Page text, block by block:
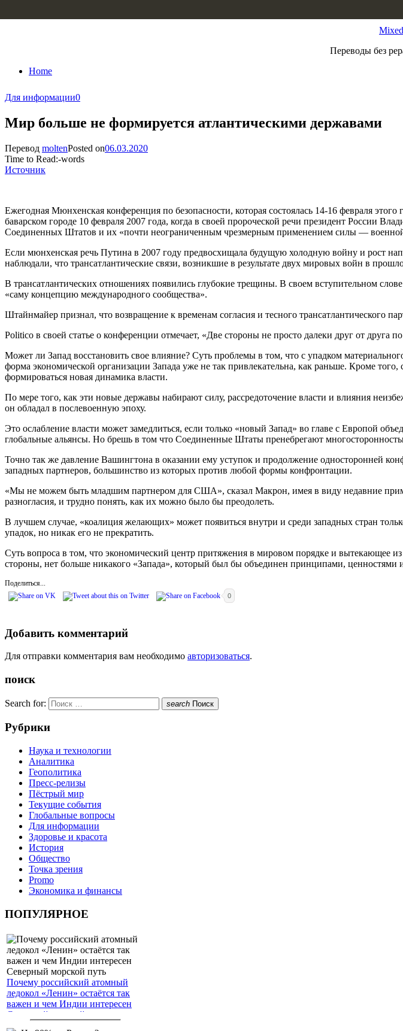
Переводы без
Home
Для информации0
Мир больше не формируется атлантическими державами
Перевод moltenPosted on06.03.2020
Time to Read:-words
Источник
Ежегодная Мюнхенская конференция по безопасности, которая состоялась 14-16 февраля
баварском городе 10 февраля 2007 года, когда в своей пророческой речи президент России
Соединенных Штатов и их «почти неограниченным чрезмерным применением силы —
Если мюнхенская речь Путина в 2007 году предвосхищала будущую холодную войну и рост
наблюдали, что трансатлантические связи, возникшие в результате двух мировых войн в
В трансатлантических отношениях появились глубокие трещины. В своем вступительном
«саму концепцию международного сообщества».
Штайнмайер признал, что возвращение к временам согласия и тесного трансатлантического
Politico в своей статье о конференции отмечает, «Две стороны не просто далеки друг от
Может ли Запад восстановить свое влияние? Суть проблемы в том, что с упадком
форма экономической организации Запада уже не так привлекательна, как раньше. Кроме
формироваться новая динамика власти.
По мере того, как эти новые державы набирают силу, рассредоточение власти и влияния
он обладал в послевоенную эпоху.
Это ослабление власти может замедлиться, если только «новый Запад» во главе с Европой
глобальные альянсы. Но брешь в том что Соединенные Штаты пренебрегают
Точно так же давление Вашингтона в оказании ему уступок и продолжение односторонней
западных партнеров, большинство из которых против любой формы конфронтации.
«Мы не можем быть младшим партнером для США», сказал Макрон, имея в виду недавние
разногласия, и трудно понять, как их можно было бы преодолеть.
В лучшем случае, «коалиция желающих» может появиться внутри и среди западных стран
упадок, но никак его не прекратить.
Суть вопроса в том, что экономический центр притяжения в мировом порядке и вытекающее
стороны, нет больше никакого «Запада», который был бы объединен принципами, ценностями
Поделиться...
0
Добавить комментарий
Для отправки комментария вам необходимо авторизоваться.
поиск
Search for: search Поиск
Рубрики
Наука и технологии
Аналитика
Геополитика
Пресс-релизы
Пёстрый мир
Текущие события
Глобальные вопросы
Для информации
Здоровье и красота
История
Общество
Точка зрения
Promo
Экономика и финансы
ПОПУЛЯРНОЕ
Почему российский атомный
ледокол «Ленин» остаётся так
важен и чем Индии интересен
Северный морской путь